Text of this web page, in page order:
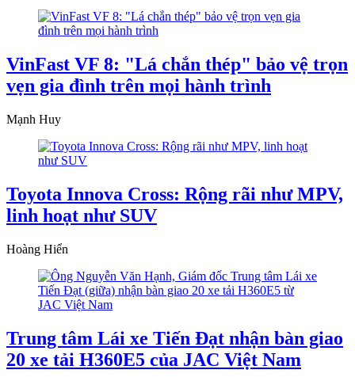
VinFast VF 8: "Lá chắn thép" bảo vệ trọn
vẹn gia đình trên mọi hành trình
Mạnh Huy
Toyota Innova Cross: Rộng rãi như MPV,
linh hoạt như SUV
Hoàng Hiển
Trung tâm Lái xe Tiến Đạt nhận bàn giao
20 xe tải H360E5 của JAC Việt Nam